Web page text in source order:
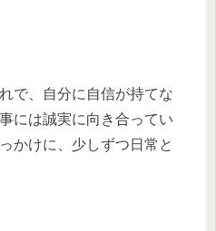
で、自分に自信が持てな
には誠実に向き合ってい
かけに、少しずつ日常と